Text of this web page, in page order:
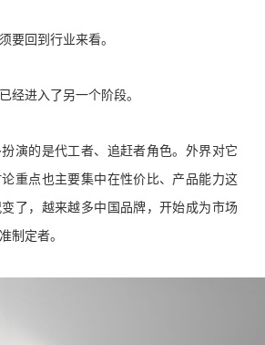
要回到行业来看。
经进入了另一个阶段。
演的是代工者、追赶者角色。外界对它
重点也主要集中在性价比、产品能力这
了，越来越多中国品牌，开始成为市场
制定者。